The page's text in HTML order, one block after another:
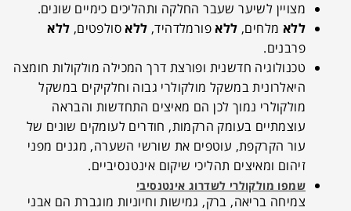
מצויין לשיער שעבר החלקה ותהליכים כימיים שונים.
ללא מלחים, ללא פורמלדהיד, ללא סולפטים, ללא
פרבנים.
טכנולוגיה חדשנית ופורצת דרך המכילה מולקולות חומצה
היאלרונית במשקל מולקולרי גבוה וחלקיקים במשקל
מולקולרי נמוך לכן הם מאיצים התחדשות והבראה
עוצמתיים בעומק הרקמות, חודרים לעומקים שונים של
עור הקרקפת, עוטפים את שורשי השערה, מגנים מפני
זיהום ומאיצים תהליכי שיקום אינטנסיביים.
שמפו מולקולרי לשדרוג אינטנסיבי
צמיחה בריאה, ברק, גמישות וחיוניות מוגברת הם אבני